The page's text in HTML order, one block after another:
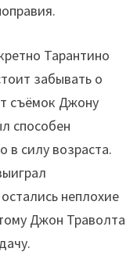
Тарантино
забывать о
съёмок Джону
способен
в силу возраста.
неплохие
Джон Траволта